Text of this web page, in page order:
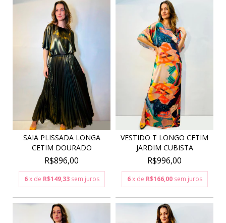
SAIA PLISSADA LONGA
CETIM DOURADO
R$896,00
6 x de R$149,33 sem juros
VESTIDO T LONGO CETIM
JARDIM CUBISTA
R$996,00
6 x de R$166,00 sem juros